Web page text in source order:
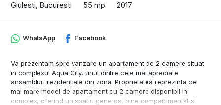
Giulesti, Bucuresti
55 mp 2017
WhatsApp Facebook
Va prezentam spre vanzare un apartament de 2 camere situat
in complexul Aqua City, unul dintre cele mai apreciate
ansambluri rezidentiale din zona. Proprietatea reprezinta cel
mai mare model de apartament cu 2 camere disponibil in
complex, oferind un spatiu generos, bine compartimentat si